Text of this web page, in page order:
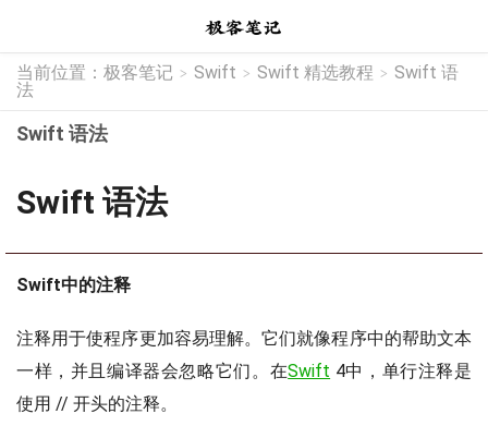
当前位置： 极客笔记 > Swift > Swift 精选教程 > Swift 语
法
Swift 语法
Swift 语法
Swift中的注释
注释用于使程序更加容易理解。它们就像程序中的帮助文本
一样，并且编译器会忽略它们。在Swift 4中，单行注释是
使用 // 开头的注释。